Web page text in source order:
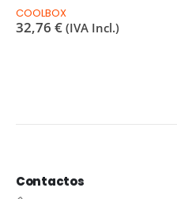
COOLBOX
32,76 € (IVA Incl.)
Contactos